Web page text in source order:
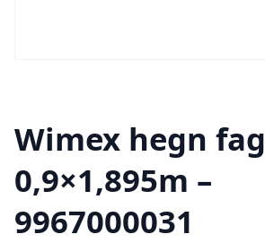
Wimex hegn fag
0,9×1,895m –
9967000031